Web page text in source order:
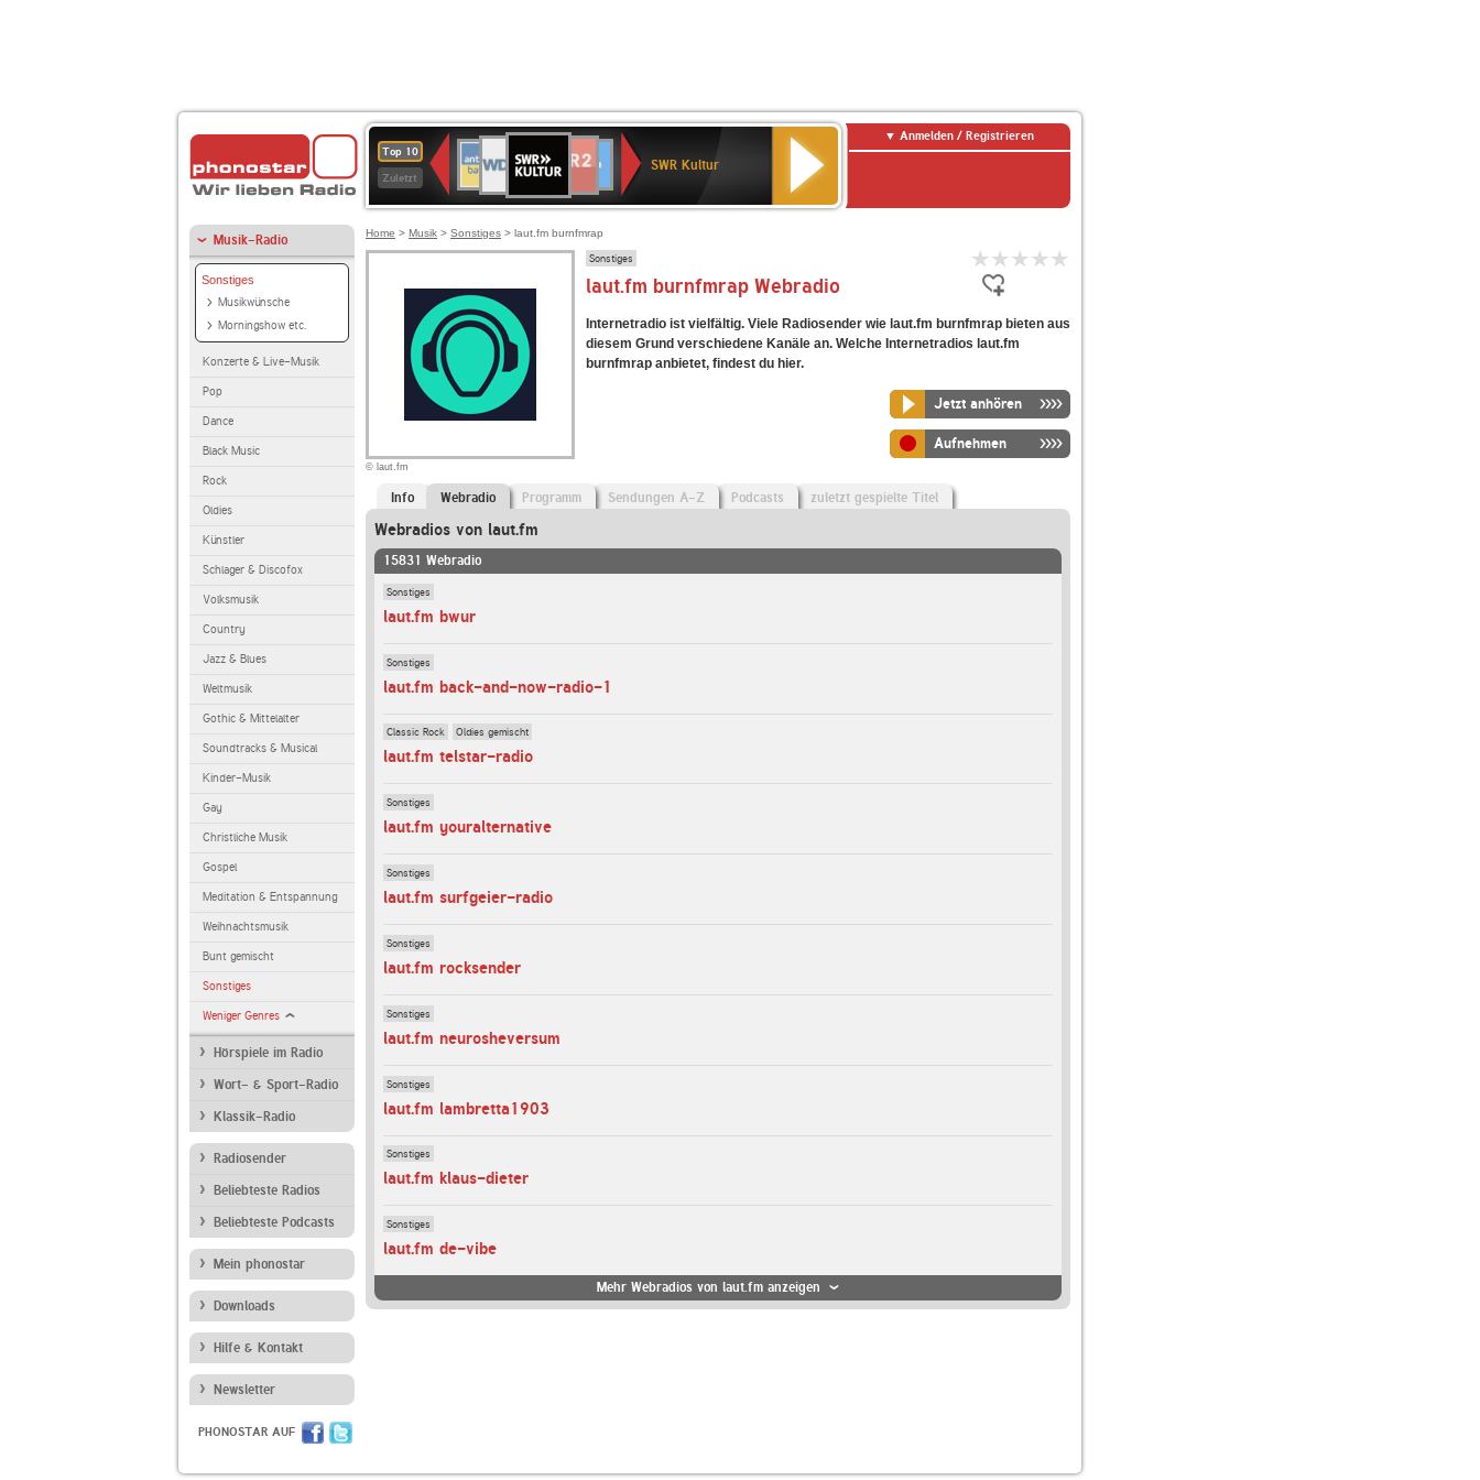
Top 10
Zuletzt
Deutschlandfunk
80er
90er
OLDIE
ANTENNE
SWR3
WDR
4
BR-
KLASSIK
Deutschlandfunk
Kultur
ANTENNE
BAYERN
2
Kultur2
SWR Kultur
Anmelden / Registrieren
Musik-Radio
Sonstiges
Musikwünsche
Morningshow etc.
Konzerte & Live-Musik
Pop
Dance
Black Music
Rock
Oldies
Künstler
Schlager & Discofox
Volksmusik
Country
Jazz & Blues
Weltmusik
Gothic & Mittelalter
Soundtracks & Musical
Kinder-Musik
Gay
Christliche Musik
Gospel
Meditation & Entspannung
Weihnachtsmusik
Bunt gemischt
Sonstiges
Weniger Genres
Hörspiele im Radio
Wort- & Sport-Radio
Klassik-Radio
Radiosender
Beliebteste Radios
Beliebteste Podcasts
Mein phonostar
Downloads
Hilfe & Kontakt
Newsletter
PHONOSTAR AUF
Home > Musik > Sonstiges > laut.fm burnfmrap
© laut.fm
Sonstiges
laut.fm burnfmrap Webradio
Internetradio ist vielfältig. Viele Radiosender wie laut.fm burnfmrap bieten aus
diesem Grund verschiedene Kanäle an. Welche Internetradios laut.fm
burnfmrap anbietet, findest du hier.
Jetzt anhören
Aufnehmen
Info Webradio Programm Sendungen A-Z Podcasts zuletzt gespielte Titel
Webradios von laut.fm
15831 Webradio
Sonstiges
laut.fm bwur
Sonstiges
laut.fm back-and-now-radio-1
Classic Rock Oldies gemischt
laut.fm telstar-radio
Sonstiges
laut.fm youralternative
Sonstiges
laut.fm surfgeier-radio
Sonstiges
laut.fm rocksender
Sonstiges
laut.fm neurosheversum
Sonstiges
laut.fm lambretta1903
Sonstiges
laut.fm klaus-dieter
Sonstiges
laut.fm de-vibe
Mehr Webradios von laut.fm anzeigen